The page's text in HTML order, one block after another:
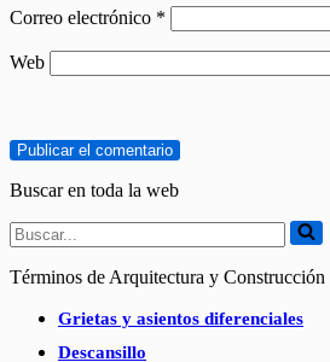
Correo electrónico *
Web
Buscar en toda la web
Buscar...
Términos de Arquitectura y Construcción
Grietas y asientos diferenciales
Descansillo